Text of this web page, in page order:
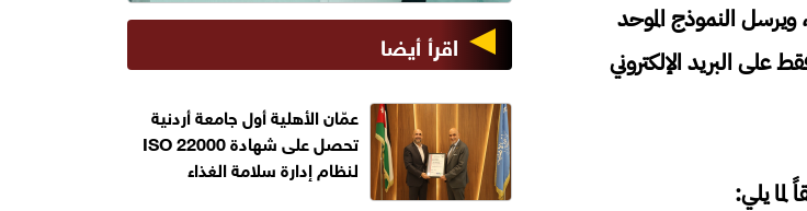
ويرسل النموذج الموحد
على البريد الإلكتروني
لما يلي:
اقرأ أيضا
عمّان الأهلية أول جامعة أردنية
تحصل على شهادة ISO 22000
لنظام إدارة سلامة الغذاء